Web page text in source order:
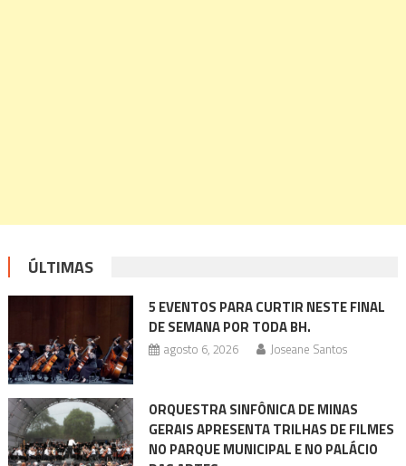
ÚLTIMAS
5 EVENTOS PARA CURTIR NESTE FINAL
DE SEMANA POR TODA BH.
agosto 6, 2026 Joseane Santos
ORQUESTRA SINFÔNICA DE MINAS
GERAIS APRESENTA TRILHAS DE FILMES
NO PARQUE MUNICIPAL E NO PALÁCIO